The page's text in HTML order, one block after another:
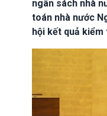
ngân sách nhà
toán nhà nước
hội kết quả kiểm